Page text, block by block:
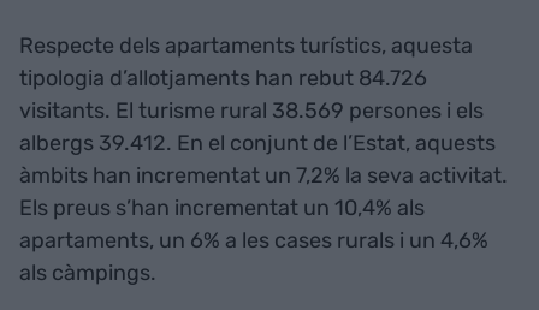
Respecte dels apartaments turístics, aquesta
tipologia d’allotjaments han rebut 84.726
visitants. El turisme rural 38.569 persones i els
albergs 39.412. En el conjunt de l’Estat, aquests
àmbits han incrementat un 7,2% la seva activitat.
Els preus s’han incrementat un 10,4% als
apartaments, un 6% a les cases rurals i un 4,6%
als càmpings.